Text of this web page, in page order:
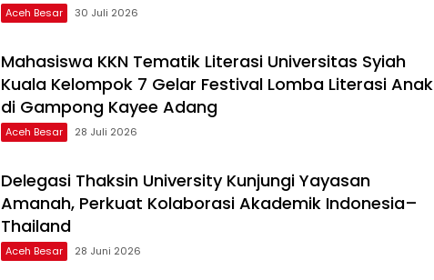
Aceh Besar 30 Juli 2026
Mahasiswa KKN Tematik Literasi Universitas Syiah
Kuala Kelompok 7 Gelar Festival Lomba Literasi Anak
di Gampong Kayee Adang
Aceh Besar 28 Juli 2026
Delegasi Thaksin University Kunjungi Yayasan
Amanah, Perkuat Kolaborasi Akademik Indonesia–
Thailand
Aceh Besar 28 Juni 2026